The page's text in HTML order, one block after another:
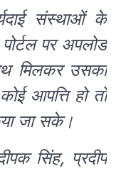
संस्थाओं के
पर अपलोड
मिलकर उसका
आपत्ति हो तो
जा सके।
सिंह, प्रदीप